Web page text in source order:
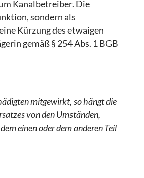
Kanalbetreiber. Die
sondern als
Kürzung des etwaigen
gemäß § 254 Abs. 1 BGB
mitgewirkt, so hängt die
von den Umständen,
einen oder dem anderen Teil